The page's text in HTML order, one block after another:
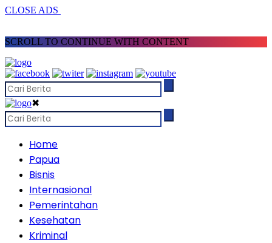
CLOSE ADS
SCROLL TO CONTINUE WITH CONTENT
✖
Home
Papua
Bisnis
Internasional
Pemerintahan
Kesehatan
Kriminal